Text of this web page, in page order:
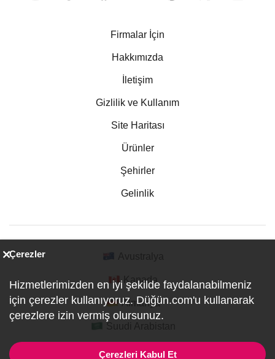
Firmalar İçin
Hakkımızda
İletişim
Gizlilik ve Kullanım
Site Haritası
Ürünler
Şehirler
Gelinlik
Kanada
Almanya
Çerezler
Hizmetlerimizden en iyi şekilde faydalanabilmeniz
için çerezler kullanıyoruz. Düğün.com'u kullanarak
çerezlere izin vermiş olursunuz.
Çerezleri Kabul Et